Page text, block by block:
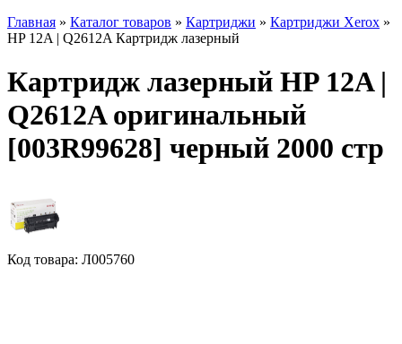
Главная » Каталог товаров » Картриджи » Картриджи Xerox »
HP 12A | Q2612A Картридж лазерный
Картридж лазерный HP 12A |
Q2612A оригинальный
[003R99628] черный 2000 стр
Код товара: Л005760